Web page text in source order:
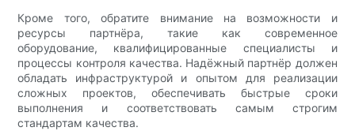
Кроме того, обратите внимание на возможности и
ресурсы партнёра, такие как современное
оборудование, квалифицированные специалисты и
процессы контроля качества. Надёжный партнёр должен
обладать инфраструктурой и опытом для реализации
сложных проектов, обеспечивать быстрые сроки
выполнения и соответствовать самым строгим
стандартам качества.